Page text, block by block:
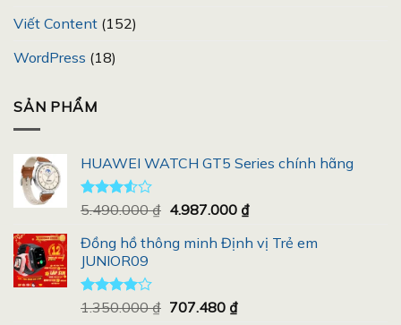
Viết Content (152)
WordPress (18)
SẢN PHẨM
HUAWEI WATCH GT5 Series chính hãng
Được
hạng
3.50 5
sao
5.490.000₫ Giá
là:
4.987.000 ₫Giá
tại
Đồng hồ thông minh Định vị Trẻ em
JUNIOR09
Được
1.350.000₫ Giá
707.480 ₫Giá